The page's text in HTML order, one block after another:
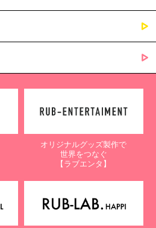
オリジナルグッズ製作で
世界をつなぐ
【ラブエンタ】